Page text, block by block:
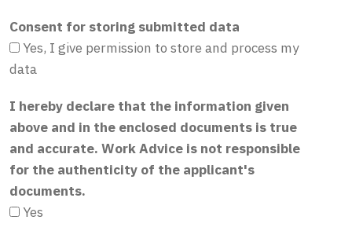
Consent for storing submitted data
Yes, I give permission to store and process my
data
I hereby declare that the information given
above and in the enclosed documents is true
and accurate. Work Advice is not responsible
for the authenticity of the applicant's
documents.
Yes